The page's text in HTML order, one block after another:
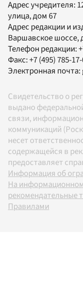
Адрес учредителя:
улица, дом 67
Адрес редакции и
Варшавское шоссе,
Телефон редакции:
Факс:+7 (495) 785-
Электронная почта:
Свидетельство о
выдано
связи,
коммуникаций
несет
содержащейся в
предоставляет
Информация об
На
рекомендательные
Правилами